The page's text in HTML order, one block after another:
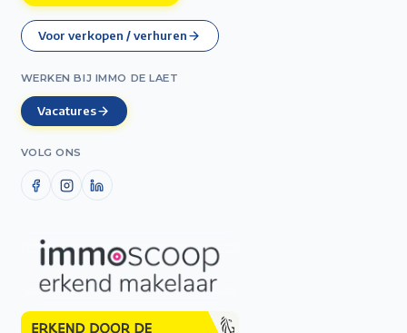
Voor verkopen / verhuren
WERKEN BIJ IMMO DE LAET
Vacatures
VOLG ONS